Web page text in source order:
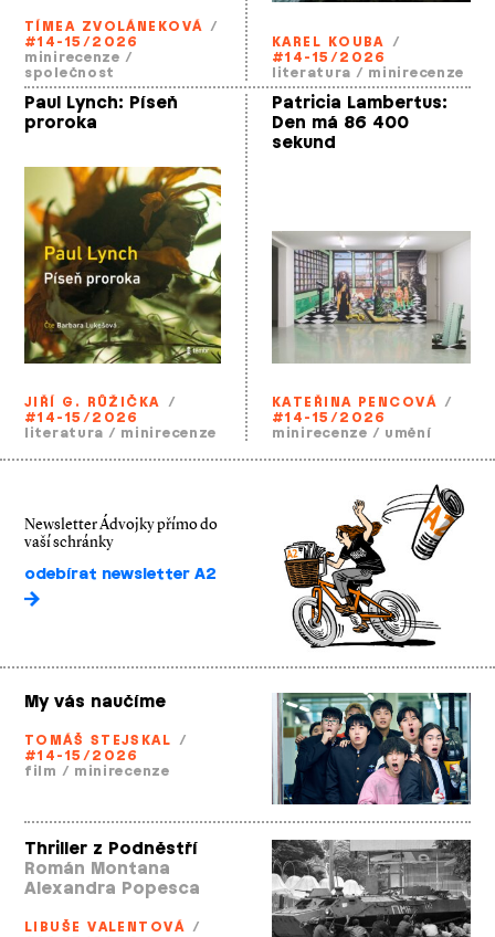
TÍMEA ZVOLÁNEKOVÁ /
#14-15/2026
minirecenze /
společnost
KAREL KOUBA /
#14-15/2026
literatura / minirecenze
Paul Lynch: Píseň
proroka
JIŘÍ G. RŮŽIČKA /
#14-15/2026
literatura / minirecenze
Patricia Lambertus:
Den má 86 400
sekund
KATEŘINA PENCOVÁ /
#14-15/2026
minirecenze / umění
Newsletter Ádvojky přímo do
vaší schránky
odebírat newsletter A2
My vás naučíme
TOMÁŠ STEJSKAL /
#14-15/2026
film / minirecenze
Thriller z Podněstří
Román Montana
Alexandra Popesca
LIBUŠE VALENTOVÁ /